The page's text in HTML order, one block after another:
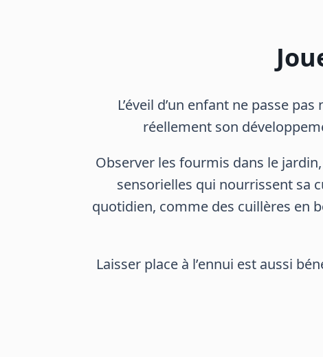
L’éveil d’un enfant ne passe
réellement son
Observer les fourmis dans le
sensorielles qui nourrissent sa
quotidien, comme des cuillères en
Laisser place à l’ennui est aussi